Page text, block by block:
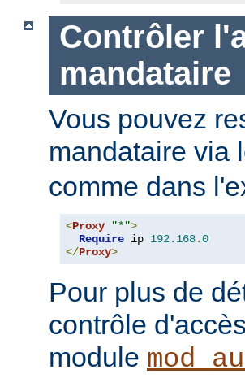
Contrôler
mandataire
Vous pouvez
mandataire via
comme dans
<Proxy "*">
Require ip 192.168.0
</Proxy>
Pour plus de
contrôle
module